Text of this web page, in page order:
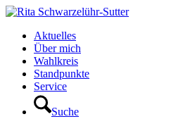
Aktuelles
Über mich
Wahlkreis
Standpunkte
Service
Suche